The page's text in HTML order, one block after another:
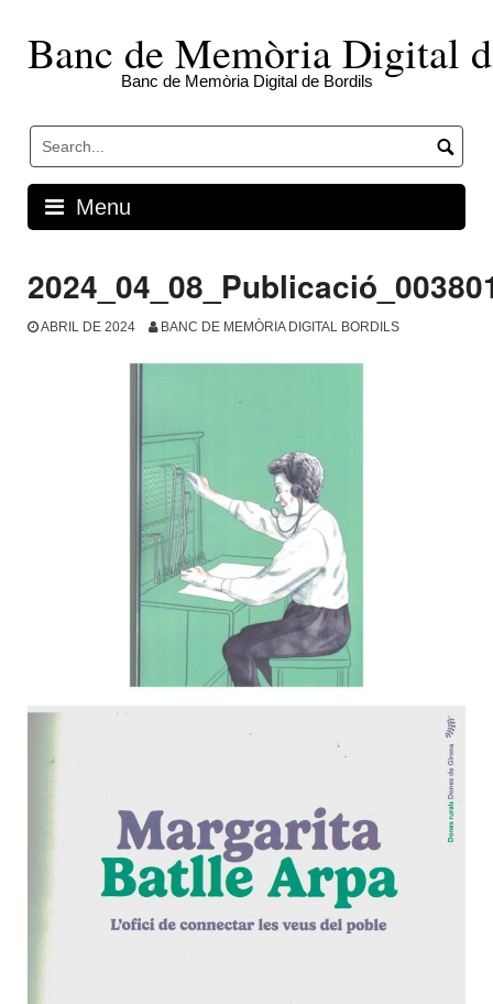
contentBanc de Memòria Digital
Banc de Memòria Digital de Bordils
Menu
ABRIL DE 2024 BANC DE MEMÒRIA DIGITAL BORDILS